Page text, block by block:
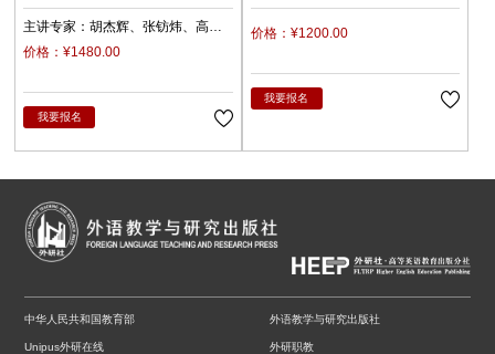
主讲专家：胡杰辉 张钫炜
高
原
陈静 陈琛
价格：¥1480.00
我要报名
价格：¥1200.00
我要报名
中华人民共和国教育部 外语教学与研究出版社
Unipus外研在线 外研职教